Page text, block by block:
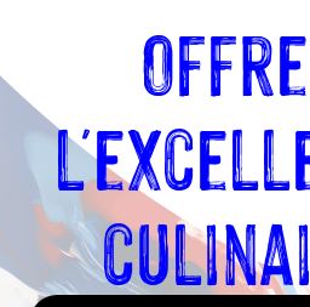
Plus
Accès handicapé
Oui
Moyens de paiement